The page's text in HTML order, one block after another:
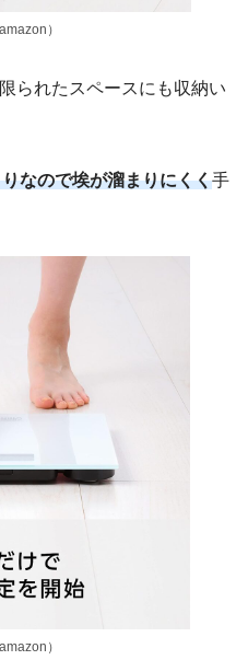
）
られたスペースにも収納い
なので埃が溜まりにくく手
）